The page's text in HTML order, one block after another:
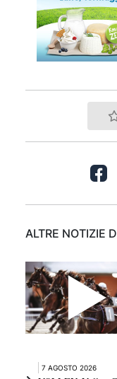
ALTRE NOTIZIE
7 AGOSTO 2026